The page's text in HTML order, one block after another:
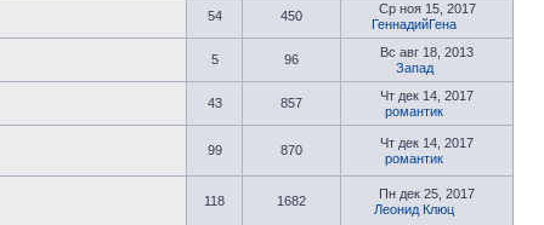
54 450
Ср ноя 15, 2017
ГеннадийГена
5 96
Вс авг 18, 2013
Запад
43 857
Чт дек 14, 2017
романтик
99 870
Чт дек 14, 2017
романтик
118 1682
Пн дек 25, 2017
Леонид Клюц